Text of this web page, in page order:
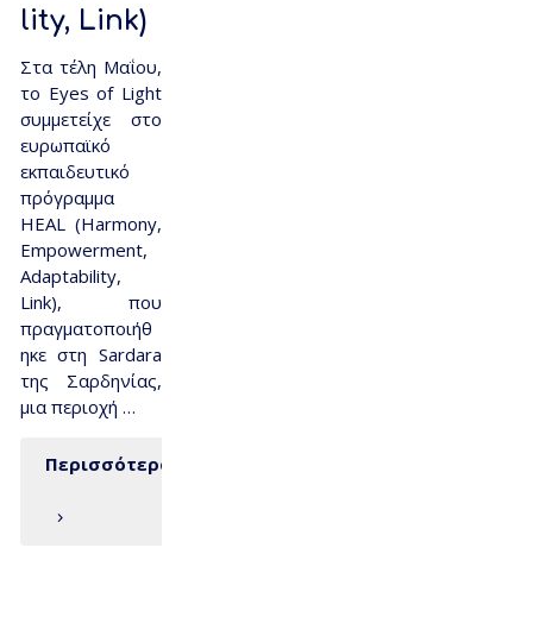
lity, Link)
Στα τέλη Μαΐου,
το Eyes of Light
συμμετείχε στο
ευρωπαϊκό
εκπαιδευτικό
πρόγραμμα
HEAL (Harmony,
Empowerment,
Adaptability,
Link), που
πραγματοποιήθ
ηκε στη Sardara
της Σαρδηνίας,
μια περιοχή …
Περισσότερα